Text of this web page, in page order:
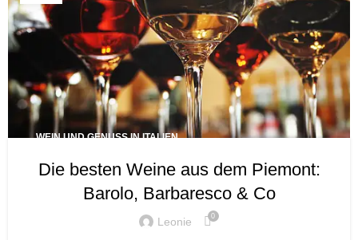
WEIN UND GENUSS IN ITALIEN
Die besten Weine aus dem Piemont:
Barolo, Barbaresco & Co
Leonie 0